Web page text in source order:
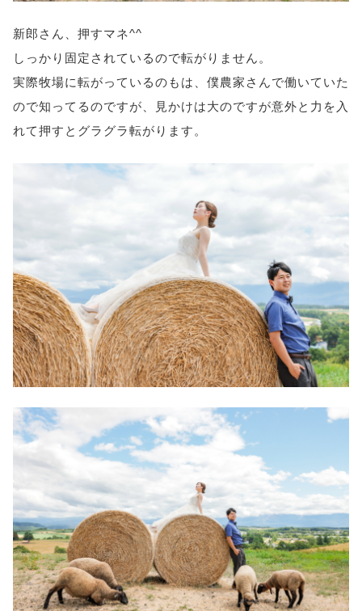
新郎さん、押すマネ^^
しっかり固定されているので転がりません。
実際牧場に転がっているのもは、僕農家さんで働いていた
ので知ってるのですが、見かけは大のですが意外と力を入
れて押すとグラグラ転がります。